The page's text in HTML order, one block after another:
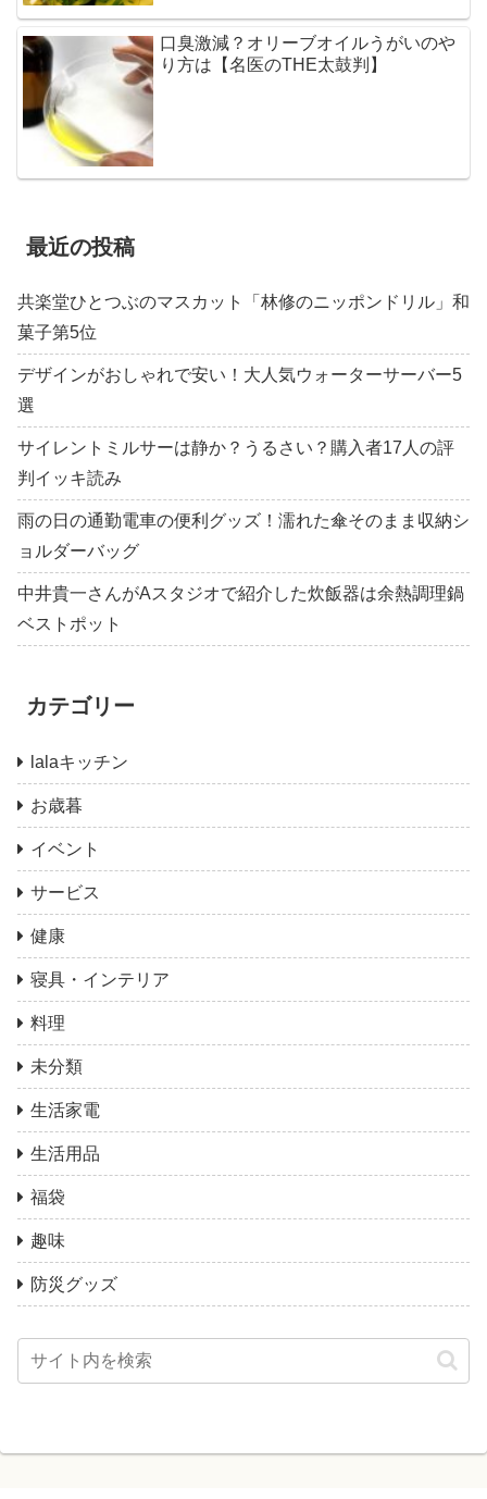
口臭激減？オリーブオイルうがいのや
り方は【名医のTHE太鼓判】
最近の投稿
共楽堂ひとつぶのマスカット「林修のニッポンドリル」和
菓子第5位
デザインがおしゃれで安い！大人気ウォーターサーバー5
選
サイレントミルサーは静か？うるさい？購入者17人の評
判イッキ読み
雨の日の通勤電車の便利グッズ！濡れた傘そのまま収納シ
ョルダーバッグ
中井貴一さんがAスタジオで紹介した炊飯器は余熱調理鍋
ベストポット
カテゴリー
lalaキッチン
お歳暮
イベント
サービス
健康
寝具・インテリア
料理
未分類
生活家電
生活用品
福袋
趣味
防災グッズ